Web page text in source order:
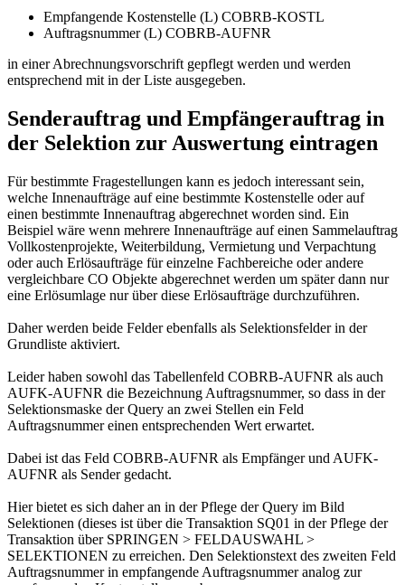
Empfangende Kostenstelle (L) COBRB-KOSTL
Auftragsnummer (L) COBRB-AUFNR
in einer Abrechnungsvorschrift gepflegt werden und werden
entsprechend mit in der Liste ausgegeben.
Senderauftrag und Empfängerauftrag in
der Selektion zur Auswertung eintragen
Für bestimmte Fragestellungen kann es jedoch interessant sein,
welche Innenaufträge auf eine bestimmte Kostenstelle oder auf
einen bestimmte Innenauftrag abgerechnet worden sind. Ein
Beispiel wäre wenn mehrere Innenaufträge auf einen Sammelauftrag
Vollkostenprojekte, Weiterbildung, Vermietung und Verpachtung
oder auch Erlösaufträge für einzelne Fachbereiche oder andere
vergleichbare CO Objekte abgerechnet werden um später dann nur
eine Erlösumlage nur über diese Erlösaufträge durchzuführen.
Daher werden beide Felder ebenfalls als Selektionsfelder in der
Grundliste aktiviert.
Leider haben sowohl das Tabellenfeld COBRB-AUFNR als auch
AUFK-AUFNR die Bezeichnung Auftragsnummer, so dass in der
Selektionsmaske der Query an zwei Stellen ein Feld
Auftragsnummer einen entsprechenden Wert erwartet.
Dabei ist das Feld COBRB-AUFNR als Empfänger und AUFK-
AUFNR als Sender gedacht.
Hier bietet es sich daher an in der Pflege der Query im Bild
Selektionen (dieses ist über die Transaktion SQ01 in der Pflege der
Transaktion über SPRINGEN > FELDAUSWAHL >
SELEKTIONEN zu erreichen. Den Selektionstext des zweiten Feld
Auftragsnummer in empfangende Auftragsnummer analog zur